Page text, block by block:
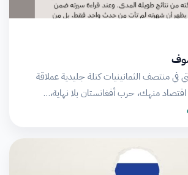
في منتصف الثمانينيات كتلة جليدية عملاقة
منهك، حرب أفغانستان بلا نهاية،…